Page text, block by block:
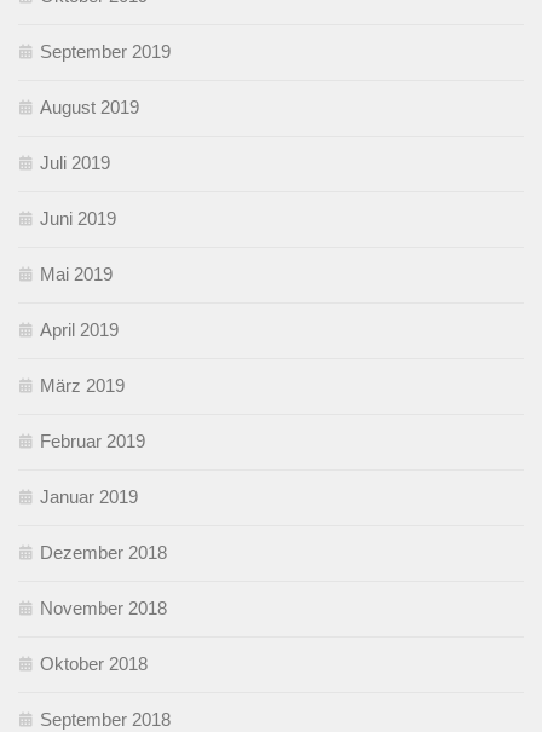
September 2019
August 2019
Juli 2019
Juni 2019
Mai 2019
April 2019
März 2019
Februar 2019
Januar 2019
Dezember 2018
November 2018
Oktober 2018
September 2018